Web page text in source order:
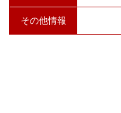
その他情報